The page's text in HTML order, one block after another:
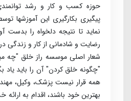
حوزه کسب­ و کار و رشد
پیگیری بکارگیری این آموزش­ها
نماید تا نتیجه دلخواه را
رضایت و شادمانی از کار و زندگی
شعار اصلی موسسه راز خلق "چه
"چگونه خلق کردن" آن را باید یاد
همه قرار نیست پزشک، وکیل،
بهترین خود باشند، اقدام به